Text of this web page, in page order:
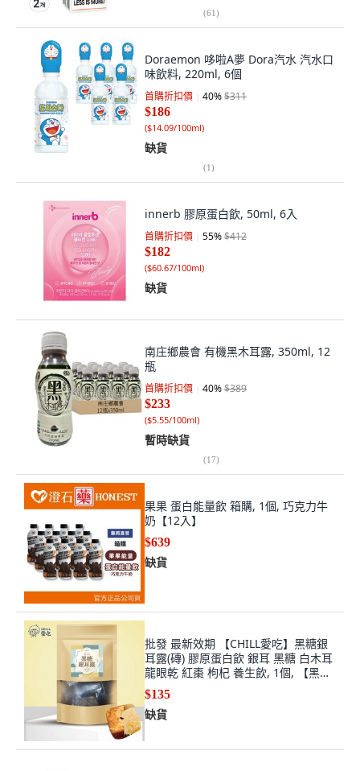
(61)
Doraemon 哆啦A夢 Dora汽水 汽水口
味飲料, 220ml, 6個
首購折扣價 40%$311
$186
($14.09/100ml)
缺貨
(1)
innerb 膠原蛋白飲, 50ml, 6入
首購折扣價 55%$412
$182
($60.67/100ml)
缺貨
南庄鄉農會 有機黑木耳露, 350ml, 12
瓶
首購折扣價 40%$389
$233
($5.55/100ml)
暫時缺貨
(17)
果果 蛋白能量飲 箱購, 1個, 巧克力牛
奶【12入】
$639
缺貨
批發 最新效期 【CHILL愛吃】黑糖銀
耳露(磚) 膠原蛋白飲 銀耳 黑糖 白木耳
龍眼乾 紅棗 枸杞 養生飲, 1個, 【黑糖
銀耳露(磚)】170g
$135
缺貨